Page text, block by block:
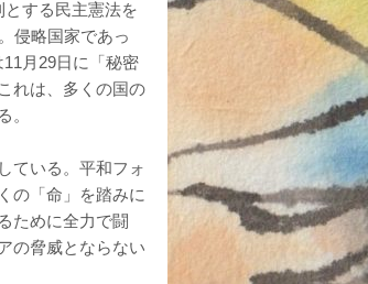
する民主憲法を
侵略国家であっ
月29日に「秘密
れは、多くの国の
。
ている。平和フォ
の「命」を踏みに
ために全力で闘
の脅威とならない